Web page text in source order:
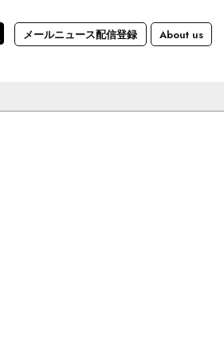
メールニュース配信登録 About us